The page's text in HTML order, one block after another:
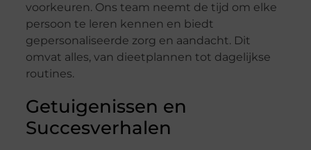
voorkeuren. Ons team neemt de tijd om elke
persoon te leren kennen en biedt
gepersonaliseerde zorg en aandacht. Dit
omvat alles, van dieetplannen tot dagelijkse
routines.
Getuigenissen en
Succesverhalen